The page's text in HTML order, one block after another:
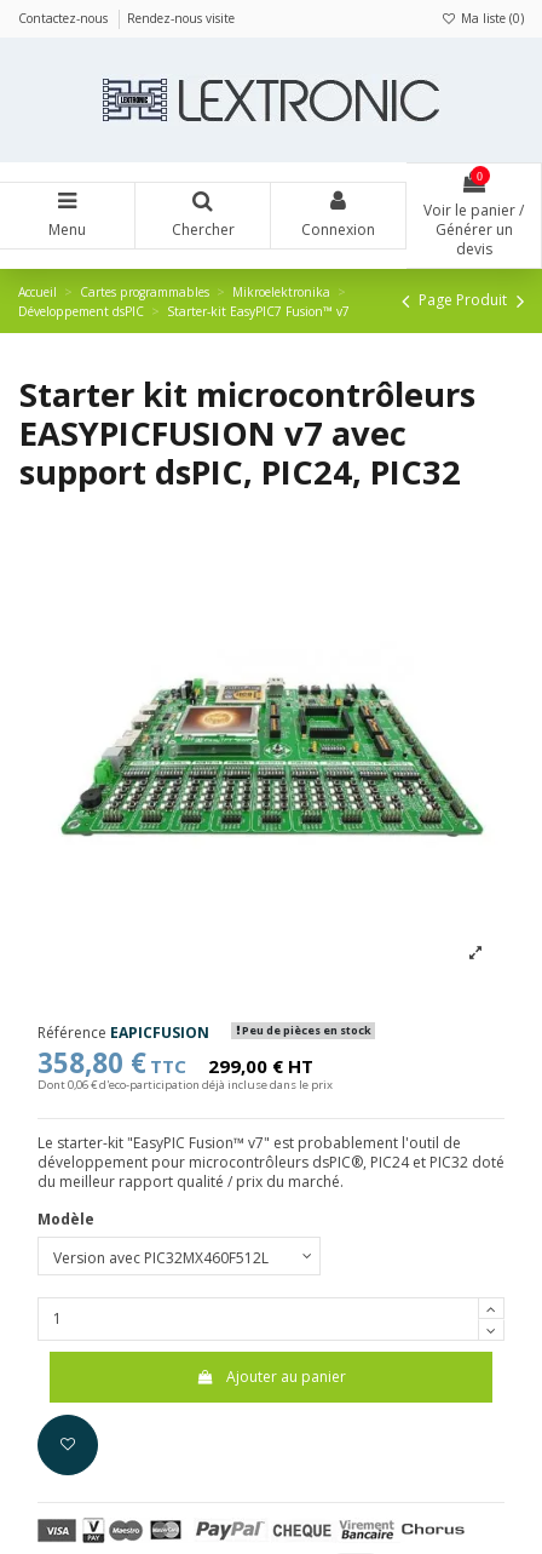
Contactez-nous Rendez-nous visite Ma liste (0)
Menu Chercher Connexion
0
Voir le panier /
Générer un
devis
Accueil Cartes programmables
Mikroelektronika
Développement dsPIC
Starter-kit EasyPIC7 Fusion™ v7
Page Produit
Starter kit microcontrôleurs
EASYPICFUSION v7 avec
support dsPIC, PIC24, PIC32
Référence EAPICFUSION Peu de pièces en stock
358,80 € TTC 299,00 € HT
Dont 0,06 € d'eco-participation déjà incluse dans le prix
Le starter-kit "EasyPIC Fusion™ v7" est probablement l'outil de
développement pour microcontrôleurs dsPIC®, PIC24 et PIC32 doté
du meilleur rapport qualité / prix du marché.
Modèle
Ajouter au panier
Panneau de gestion des cookies